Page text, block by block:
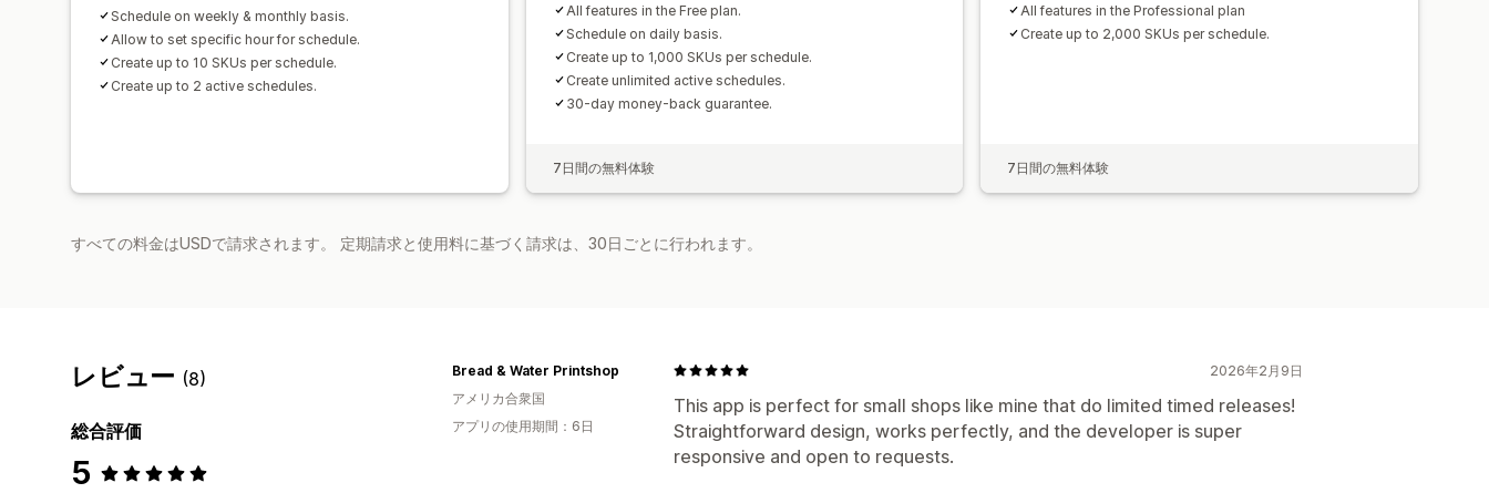
Schedule on weekly & monthly basis.
Allow to set specific hour for schedule.
Create up to 10 SKUs per schedule.
Create up to 2 active schedules.
All features in the Free plan.
Schedule on daily basis.
Create up to 1,000 SKUs per schedule.
Create unlimited active schedules.
30-day money-back guarantee.
7日間の無料体験
All features in the Professional plan
Create up to 2,000 SKUs per schedule.
7日間の無料体験
すべての料金はUSDで請求されます。 定期請求と使用料に基づく請求は、30日ごとに行われます。
レビュー (8)
総合評価
5
2026年2月9日
This app is perfect for small shops like mine that do limited timed releases!
Straightforward design, works perfectly, and the developer is super
responsive and open to requests.
Bread & Water Printshop
アメリカ合衆国
アプリの使用期間：6日